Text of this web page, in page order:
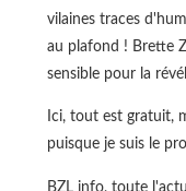
vilaines traces
au plafond ! Brette
sensible pour la
Ici, tout est gratuit,
puisque je suis le
BZL info, toute